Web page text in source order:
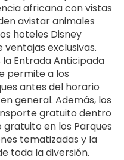
africana con vistas
avistar animales
hoteles Disney
exclusivas.
la Entrada Anticipada
permite a los
antes del horario
general. Además, los
gratuito dentro
en los Parques
tematizadas y la
toda la diversión.